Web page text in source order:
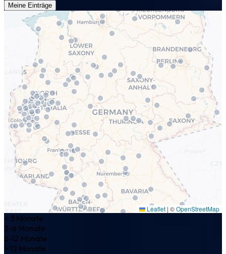
Meine Einträge
Leaflet | ©OpenStreetMap
< 3 Monate
3-6 Monate
6-12 Monate
> 12 Monate